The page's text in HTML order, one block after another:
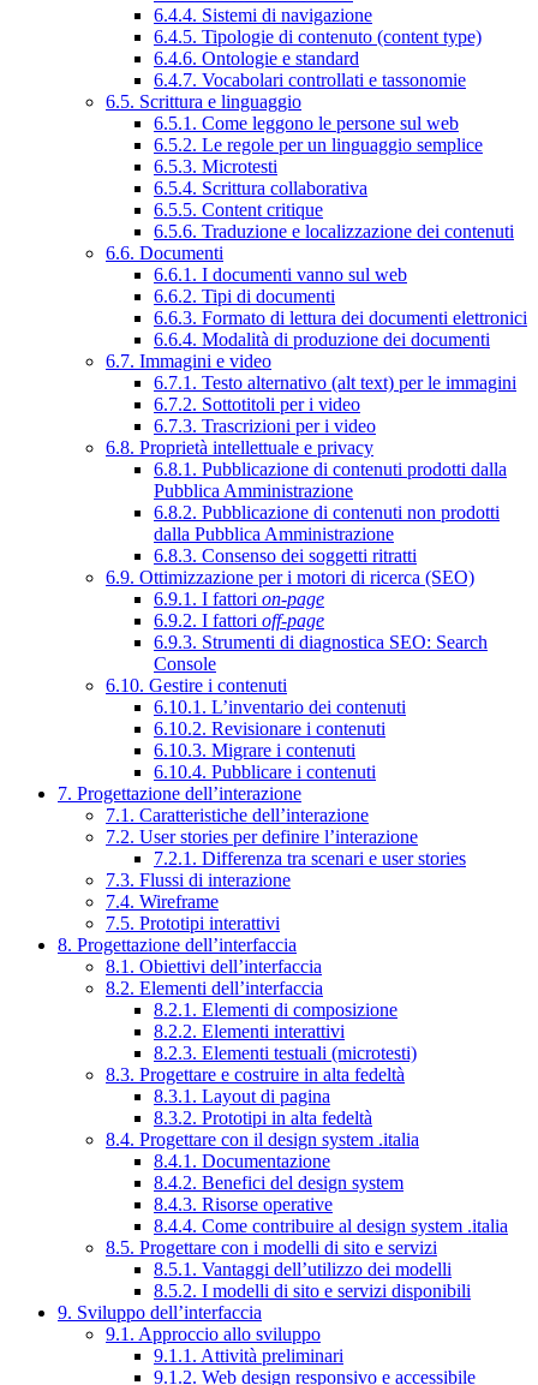
6.4.4. Sistemi di navigazione
6.4.5. Tipologie di contenuto (content type)
6.4.6. Ontologie e standard
6.4.7. Vocabolari controllati e tassonomie
6.5. Scrittura e linguaggio
6.5.1. Come leggono le persone sul web
6.5.2. Le regole per un linguaggio semplice
6.5.3. Microtesti
6.5.4. Scrittura collaborativa
6.5.5. Content critique
6.5.6. Traduzione e localizzazione dei contenuti
6.6. Documenti
6.6.1. I documenti vanno sul web
6.6.2. Tipi di documenti
6.6.3. Formato di lettura dei documenti elettronici
6.6.4. Modalità di produzione dei documenti
6.7. Immagini e video
6.7.1. Testo alternativo (alt text) per le immagini
6.7.2. Sottotitoli per i video
6.7.3. Trascrizioni per i video
6.8. Proprietà intellettuale e privacy
6.8.1. Pubblicazione di contenuti prodotti dalla
Pubblica Amministrazione
6.8.2. Pubblicazione di contenuti non prodotti
dalla Pubblica Amministrazione
6.8.3. Consenso dei soggetti ritratti
6.9. Ottimizzazione per i motori di ricerca (SEO)
6.9.1. I fattori on-page
6.9.2. I fattori off-page
6.9.3. Strumenti di diagnostica SEO: Search
Console
6.10. Gestire i contenuti
6.10.1. L’inventario dei contenuti
6.10.2. Revisionare i contenuti
6.10.3. Migrare i contenuti
6.10.4. Pubblicare i contenuti
7. Progettazione dell’interazione
7.1. Caratteristiche dell’interazione
7.2. User stories per definire l’interazione
7.2.1. Differenza tra scenari e user stories
7.3. Flussi di interazione
7.4. Wireframe
7.5. Prototipi interattivi
8. Progettazione dell’interfaccia
8.1. Obiettivi dell’interfaccia
8.2. Elementi dell’interfaccia
8.2.1. Elementi di composizione
8.2.2. Elementi interattivi
8.2.3. Elementi testuali (microtesti)
8.3. Progettare e costruire in alta fedeltà
8.3.1. Layout di pagina
8.3.2. Prototipi in alta fedeltà
8.4. Progettare con il design system .italia
8.4.1. Documentazione
8.4.2. Benefici del design system
8.4.3. Risorse operative
8.4.4. Come contribuire al design system .italia
8.5. Progettare con i modelli di sito e servizi
8.5.1. Vantaggi dell’utilizzo dei modelli
8.5.2. I modelli di sito e servizi disponibili
9. Sviluppo dell’interfaccia
9.1. Approccio allo sviluppo
9.1.1. Attività preliminari
9.1.2. Web design responsivo e accessibile